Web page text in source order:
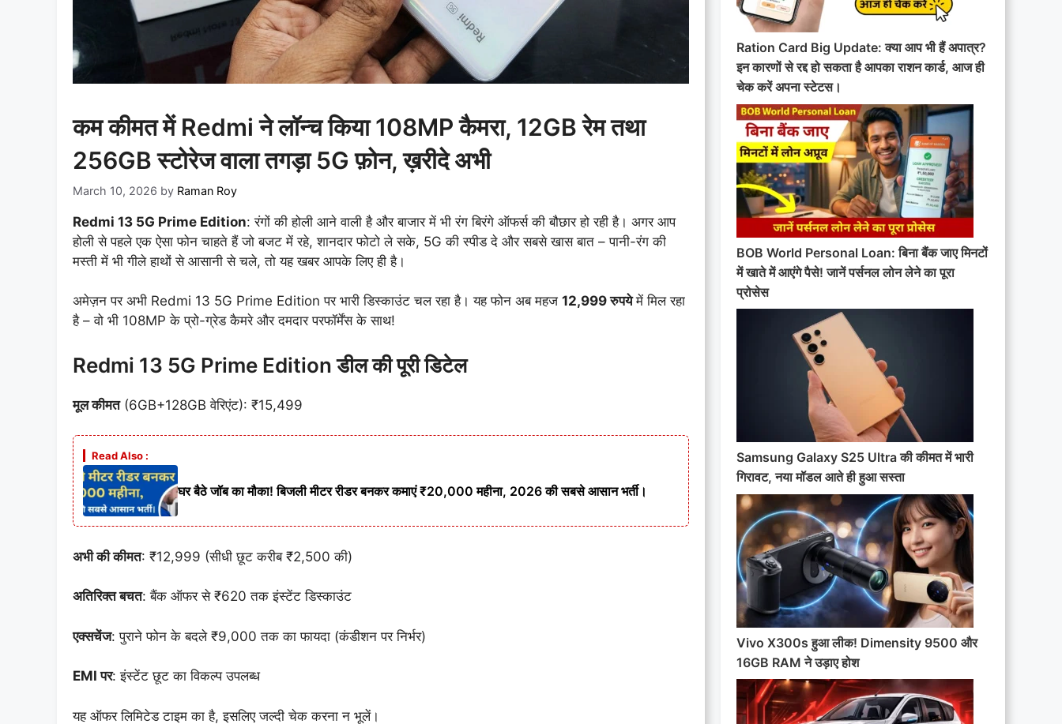
कम कीमत में Redmi ने लॉन्च किया 108MP कैमरा, 12GB रेम तथा
256GB स्टोरेज वाला तगड़ा 5G फ़ोन, ख़रीदे अभी
March 10, 2026 by Raman Roy
Redmi 13 5G Prime Edition: रंगों की होली आने वाली है और बाजार में भी रंग बिरंगे ऑफर्स की बौछार हो रही है। अगर आप
होली से पहले एक ऐसा फोन चाहते हैं जो बजट में रहे, शानदार फोटो ले सके, 5G की स्पीड दे और सबसे खास बात – पानी-रंग की
मस्ती में भी गीले हाथों से आसानी से चले, तो यह खबर आपके लिए ही है।
अमेज़न पर अभी Redmi 13 5G Prime Edition पर भारी डिस्काउंट चल रहा है। यह फोन अब महज 12,999रुपयेमें मिल रहा
है – वो भी 108MP के प्रो-ग्रेड कैमरे और दमदार परफॉर्मेंस के साथ!
Redmi 13 5G Prime Edition डील की पूरी डिटेल
मूलकीमत(6GB+128GB वेरिएंट): ₹15,499
Read Also :
घर बैठे जॉब का मौका! बिजली मीटर रीडर बनकर कमाएं ₹20,000 महीना, 2026 की सबसे आसान भर्ती।
अभीकीकीमत: ₹12,999 (सीधी छूट करीब ₹2,500 की)
अतिरिक्तबचत: बैंक ऑफर से ₹620 तक इंस्टेंट डिस्काउंट
एक्सचेंज: पुराने फोन के बदले ₹9,000 तक का फायदा (कंडीशन पर निर्भर)
EMIपर: इंस्टेंट छूट का विकल्प उपलब्ध
यह ऑफर लिमिटेड टाइम का है, इसलिए जल्दी चेक करना न भूलें।
Ration Card Big Update: क्या आप भी हैं अपात्र?
इन कारणों से रद्द हो सकता है आपका राशन कार्ड, आज ही
चेक करें अपना स्टेटस।
BOB World Personal Loan: बिना बैंक जाए मिनटों
में खाते में आएंगे पैसे! जानें पर्सनल लोन लेने का पूरा
प्रोसेस
Samsung Galaxy S25 Ultra की कीमत में भारी
गिरावट, नया मॉडल आते ही हुआ सस्ता
Vivo X300s हुआ लीक! Dimensity 9500 और
16GB RAM ने उड़ाए होश